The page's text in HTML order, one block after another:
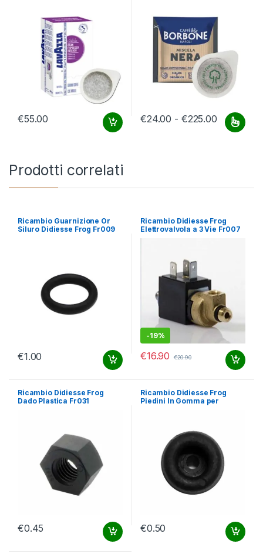
€55.00 €24.00 - €225.00Fascia di
Questo prodotto ha più
Prodotti correlati
Ricambio Guarnizione Or
Siluro Didiesse Frog Fr009
€1.00
Ricambio Didiesse Frog
Elettrovalvola a 3 Vie Fr007
-19%
€16.90 €20.90
Ricambio Didiesse Frog
Dado Plastica Fr031
€0.45
Ricambio Didiesse Frog
Piedini In Gomma per
€0.50